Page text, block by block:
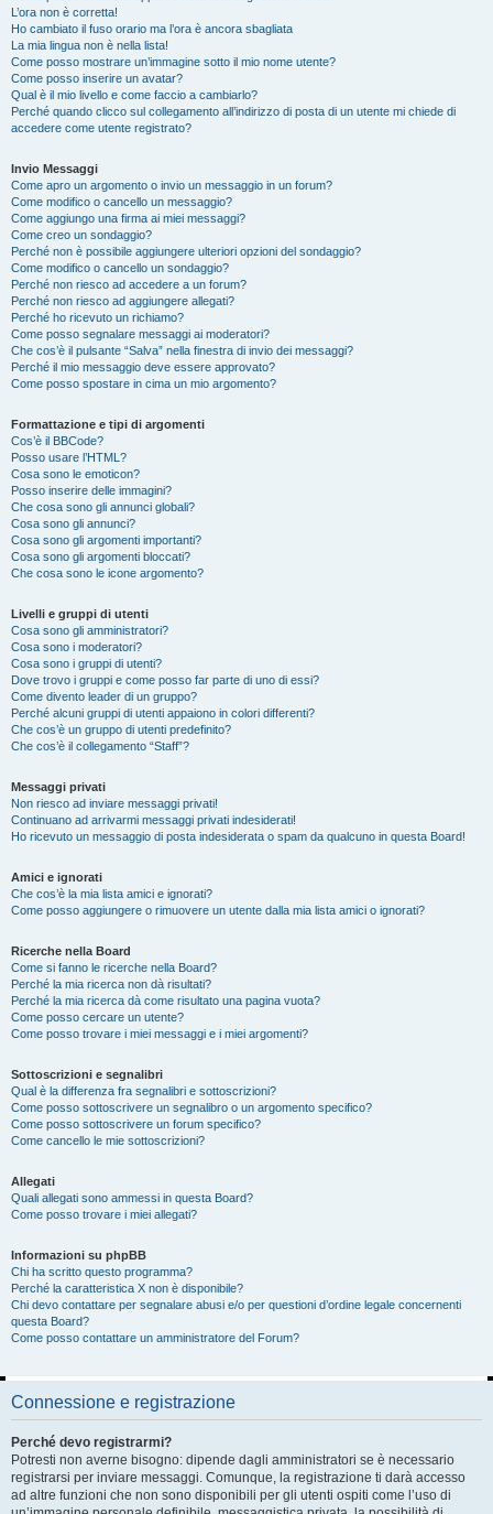
L’ora non è corretta!
Ho cambiato il fuso orario ma l’ora è ancora sbagliata
La mia lingua non è nella lista!
Come posso mostrare un’immagine sotto il mio nome utente?
Come posso inserire un avatar?
Qual è il mio livello e come faccio a cambiarlo?
Perché quando clicco sul collegamento all’indirizzo di posta di un utente mi chiede di
accedere come utente registrato?
Invio Messaggi
Come apro un argomento o invio un messaggio in un forum?
Come modifico o cancello un messaggio?
Come aggiungo una firma ai miei messaggi?
Come creo un sondaggio?
Perché non è possibile aggiungere ulteriori opzioni del sondaggio?
Come modifico o cancello un sondaggio?
Perché non riesco ad accedere a un forum?
Perché non riesco ad aggiungere allegati?
Perché ho ricevuto un richiamo?
Come posso segnalare messaggi ai moderatori?
Che cos’è il pulsante “Salva” nella finestra di invio dei messaggi?
Perché il mio messaggio deve essere approvato?
Come posso spostare in cima un mio argomento?
Formattazione e tipi di argomenti
Cos’è il BBCode?
Posso usare l’HTML?
Cosa sono le emoticon?
Posso inserire delle immagini?
Che cosa sono gli annunci globali?
Cosa sono gli annunci?
Cosa sono gli argomenti importanti?
Cosa sono gli argomenti bloccati?
Che cosa sono le icone argomento?
Livelli e gruppi di utenti
Cosa sono gli amministratori?
Cosa sono i moderatori?
Cosa sono i gruppi di utenti?
Dove trovo i gruppi e come posso far parte di uno di essi?
Come divento leader di un gruppo?
Perché alcuni gruppi di utenti appaiono in colori differenti?
Che cos’è un gruppo di utenti predefinito?
Che cos’è il collegamento “Staff”?
Messaggi privati
Non riesco ad inviare messaggi privati!
Continuano ad arrivarmi messaggi privati indesiderati!
Ho ricevuto un messaggio di posta indesiderata o spam da qualcuno in questa Board!
Amici e ignorati
Che cos’è la mia lista amici e ignorati?
Come posso aggiungere o rimuovere un utente dalla mia lista amici o ignorati?
Ricerche nella Board
Come si fanno le ricerche nella Board?
Perché la mia ricerca non dà risultati?
Perché la mia ricerca dà come risultato una pagina vuota?
Come posso cercare un utente?
Come posso trovare i miei messaggi e i miei argomenti?
Sottoscrizioni e segnalibri
Qual è la differenza fra segnalibri e sottoscrizioni?
Come posso sottoscrivere un segnalibro o un argomento specifico?
Come posso sottoscrivere un forum specifico?
Come cancello le mie sottoscrizioni?
Allegati
Quali allegati sono ammessi in questa Board?
Come posso trovare i miei allegati?
Informazioni su phpBB
Chi ha scritto questo programma?
Perché la caratteristica X non è disponibile?
Chi devo contattare per segnalare abusi e/o per questioni d’ordine legale concernenti
questa Board?
Come posso contattare un amministratore del Forum?
Connessione e registrazione
Perché devo registrarmi?
Potresti non averne bisogno: dipende dagli amministratori se è necessario
registrarsi per inviare messaggi. Comunque, la registrazione ti darà accesso
ad altre funzioni che non sono disponibili per gli utenti ospiti come l’uso di